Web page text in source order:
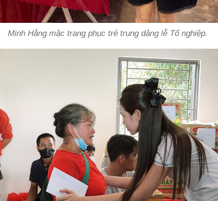
Minh Hằng mặc trang phục trẻ trung dâng lễ Tổ nghiệp.